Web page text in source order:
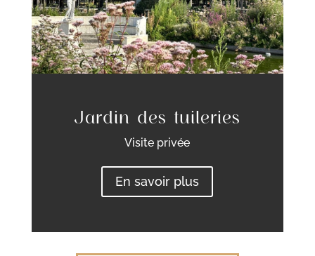
Jardin des tuileries
Visite privée
En savoir plus